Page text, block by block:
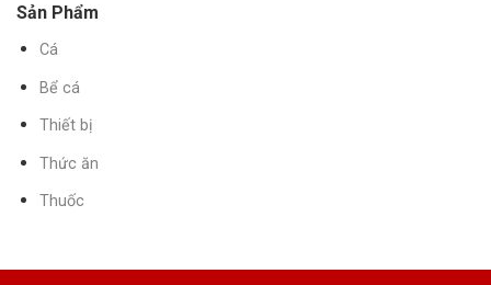
Sản Phẩm
Cá
Bể cá
Thiết bị
Thức ăn
Thuốc